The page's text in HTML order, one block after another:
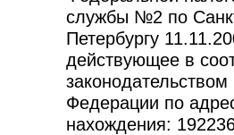
службы №2 по
Петербургу
действующее в
законодательством
Федерации по
нахождения: